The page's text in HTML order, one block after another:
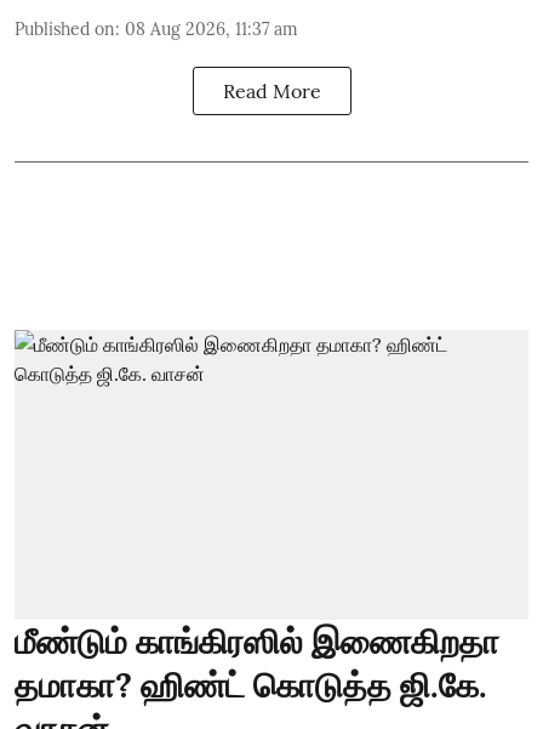
Published on: 08 Aug 2026, 11:37 am
Read More
மீண்டும் காங்கிரஸில் இணைகிறதா
தமாகா? ஹிண்ட் கொடுத்த ஜி.கே.